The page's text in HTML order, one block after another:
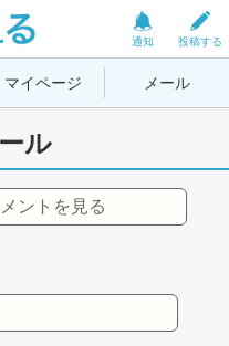
投稿する
通知
マイページ メール
ル
ントを見る